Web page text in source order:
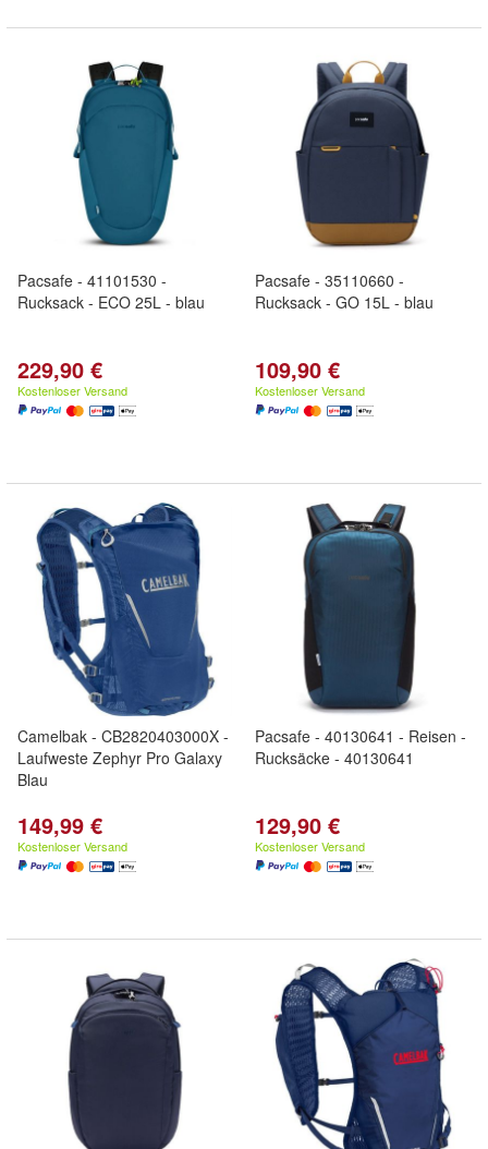
Pacsafe - 41101530 -
Rucksack - ECO 25L - blau
229,90 €
Kostenloser Versand
Pacsafe - 35110660 -
Rucksack - GO 15L - blau
109,90 €
Kostenloser Versand
Camelbak - CB2820403000X -
Laufweste Zephyr Pro Galaxy
Blau
149,99 €
Kostenloser Versand
Pacsafe - 40130641 - Reisen -
Rucksäcke - 40130641
129,90 €
Kostenloser Versand